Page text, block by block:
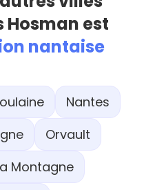
Hosman est
nantaise
Nantes
Orvault
Montagne